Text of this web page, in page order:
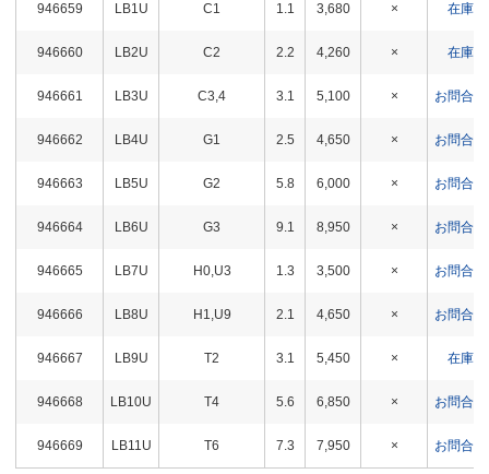
946659 LB1U C1 1.1 3,680 × 在庫△
946660 LB2U C2 2.2 4,260 × 在庫〇
946661 LB3U C3,4 3.1 5,100 × お問合
946662 LB4U G1 2.5 4,650 × お問合
946663 LB5U G2 5.8 6,000 × お問合
946664 LB6U G3 9.1 8,950 × お問合
946665 LB7U H0,U3 1.3 3,500 × お問合
946666 LB8U H1,U9 2.1 4,650 × お問合
946667 LB9U T2 3.1 5,450 × 在庫△
946668 LB10U T4 5.6 6,850 × お問合
946669 LB11U T6 7.3 7,950 × お問合